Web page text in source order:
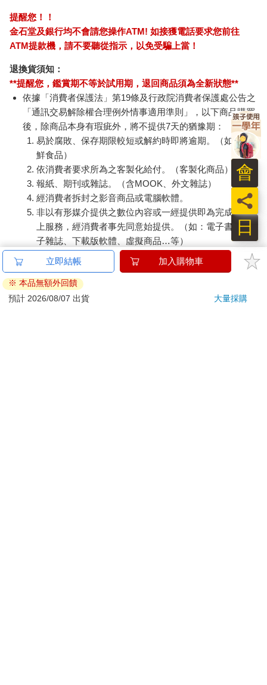
提醒您！！
金石堂及銀行均不會請您操作ATM! 如接獲電話要求您前往
ATM提款機，請不要聽從指示，以免受騙上當！
退換貨須知：
**提醒您，鑑賞期不等於試用期，退回商品須為全新狀態**
依據「消費者保護法」第19條及行政院消費者保護處公告之
「通訊交易解除權合理例外情事適用準則」，以下商品購買
後，除商品本身有瑕疵外，將不提供7天的猶豫期：
易於腐敗、保存期限較短或解約時即將逾期。（如：生
鮮食品）
依消費者要求所為之客製化給付。（客製化商品）
報紙、期刊或雜誌。（含MOOK、外文雜誌）
經消費者拆封之影音商品或電腦軟體。
非以有形媒介提供之數位內容或一經提供即為完成之線
上服務，經消費者事先同意始提供。（如：電子書、電
子雜誌、下載版軟體、虛擬商品…等）
已拆封之個人衛生用品。（如：內衣褲、刮鬍刀、除毛
若非上列種類商品，均享有到貨7天的猶豫期（含例假
日）。
日
員
會